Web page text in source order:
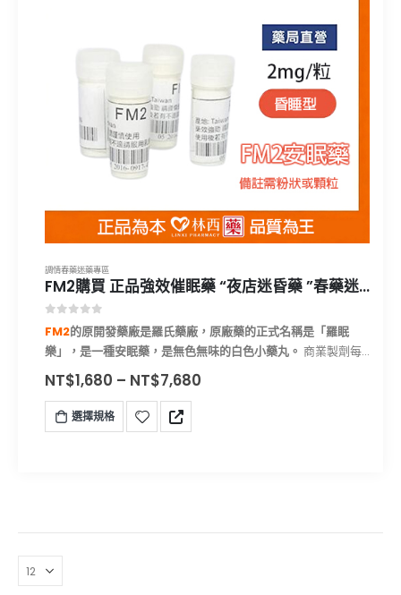
調情春藥迷藥專區
FM2購買 正品強效催眠藥 “夜店迷昏藥 ”春藥迷藥 無色無味 強效催眠 安眠藥|林西藥局直營
out of 5
FM2的原開發藥廠是羅氏藥廠，原廠藥的正式名稱是「羅眠
樂」，是一種安眠藥，是無色無味的白色小藥丸。 商業製劑每
顆通常為 2毫克，因而稱為FM2。FM2的中文名是氟硝西泮（学
名：Flunitrazepam）常稱FM2、羅眠樂、氟硝安定、氟硝基
安定、氟甲硝安定、十字架、十字仔，由羅氏藥廠制造，取它
們的成分Flunitrazepam的首尾字母加原劑型每錠兩毫克而簡
NT$1,680 – NT$7,680
選擇規格